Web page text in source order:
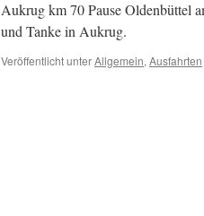
Aukrug km 70 Pause Oldenbüttel
und Tanke in Aukrug.
Veröffentlicht unterAllgemein, Ausfahrten